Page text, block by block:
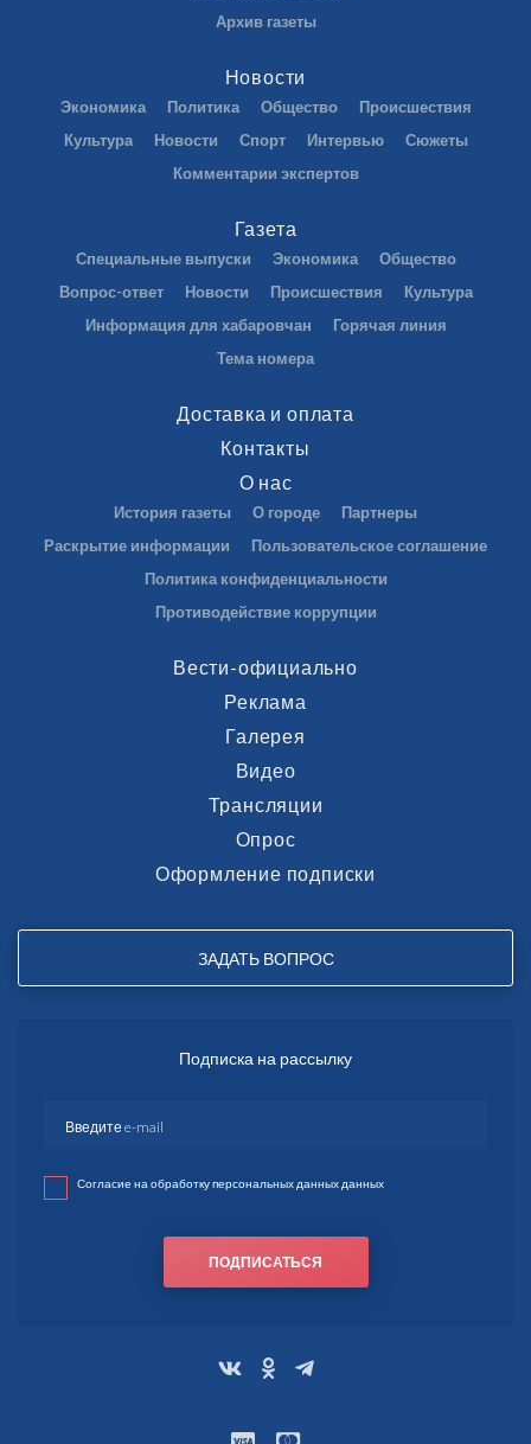
Архив газеты
Новости
Экономика Политика Общество
Происшествия
Культура
Новости Спорт Интервью
Сюжеты
Комментарии экспертов
Газета
Специальные выпуски Экономика
Общество
Вопрос-ответ
Новости Происшествия
Культура
Информация для хабаровчан
Горячая линия
Тема номера
Доставка и оплата
Контакты
О нас
История газеты О городе
Партнеры
Раскрытие информации
Пользовательское соглашение
Политика конфиденциальности
Противодействие коррупции
Вести-официально
Реклама
Галерея
Видео
Трансляции
Опрос
Оформление подписки
ЗАДАТЬ ВОПРОС
Подписка на рассылку
Согласие на обработку персональных данных данных
ПОДПИСАТЬСЯ